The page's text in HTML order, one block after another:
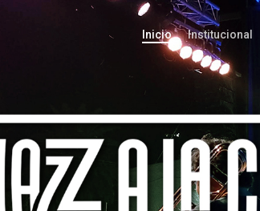
Inicio Institucional